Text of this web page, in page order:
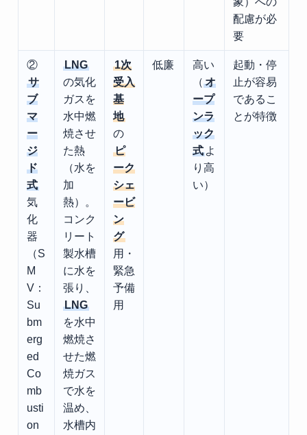
配慮が必
要
②
サ
ブ
マ
ー
ジ
ド
式
気
化
器
（S
M
V：
Su
bm
erg
ed
Co
mb
usti
on
LNG
の気化
ガスを
水中燃
焼させ
た熱
（水を
加
熱）。
コンク
リート
製水槽
に水を
張り、
LNG
を水中
燃焼さ
せた燃
焼ガス
で水を
温め、
水槽内
1次
受入
基
地
の
ピ
ーク
シェ
ービ
ン
グ
用・
緊急
予備
用
低廉
高い
（ オ
ープ
ンラ
ック
式よ
り高
い）
起動・停
止が容易
であるこ
とが特徴